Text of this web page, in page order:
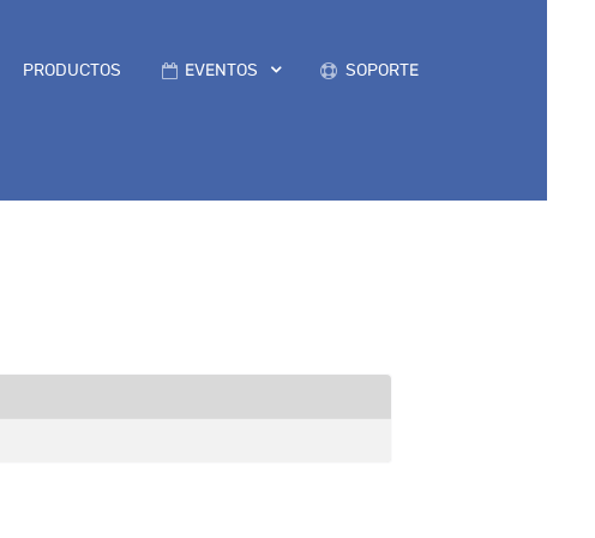
PRODUCTOS EVENTOS SOPORTE